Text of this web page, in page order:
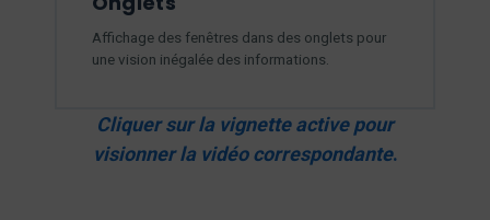
Affichage des fenêtres dans des onglets pour
une vision inégalée des informations.
Cliquer sur la vignette active pour
visionner la vidéo correspondante.